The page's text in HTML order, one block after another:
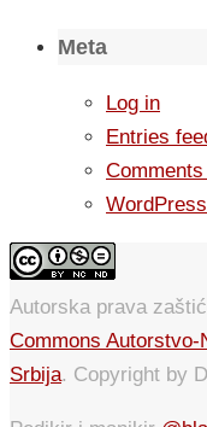
Meta
Log in
Entries
Autorska prava
Commons
Srbija. Copyright by